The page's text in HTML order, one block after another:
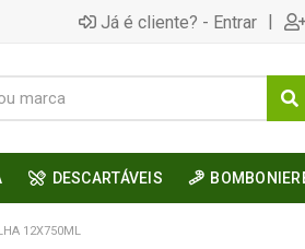
Já é cliente? - Entrar |
DESCARTÁVEIS
12X750ML